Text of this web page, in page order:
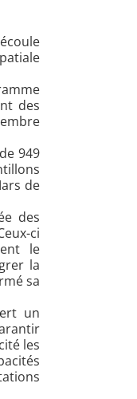
des
949
de
des
ci
le
la
sa
un
les